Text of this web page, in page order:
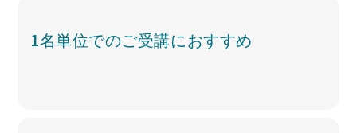
1名単位でのご受講におすすめ